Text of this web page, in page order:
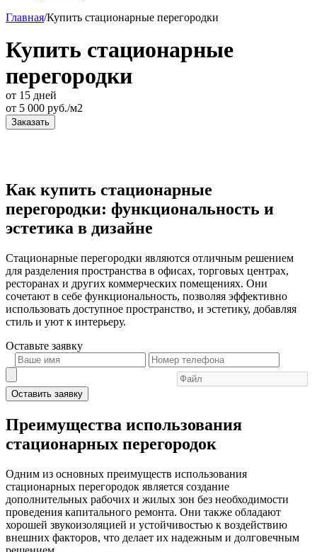
Главная/Купить стационарные перегородки
Купить стационарные
перегородки
от 15 дней
от 5 000 руб./м2
Заказать
Как купить стационарные
перегородки: функциональность и
эстетика в дизайне
Стационарные перегородки являются отличным решением
для разделения пространства в офисах, торговых центрах,
ресторанах и других коммерческих помещениях. Они
сочетают в себе функциональность, позволяя эффективно
использовать доступное пространство, и эстетику, добавляя
стиль и уют к интерьеру.
Оставьте заявку
Оставить заявку
Преимущества использования
стационарных перегородок
Одним из основных преимуществ использования
стационарных перегородок является создание
дополнительных рабочих и жилых зон без необходимости
проведения капитального ремонта. Они также обладают
хорошей звукоизоляцией и устойчивостью к воздействию
внешних факторов, что делает их надежным и долговечным